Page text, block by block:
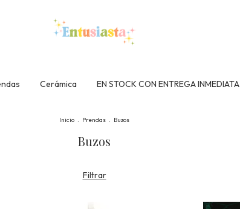
Cerámica EN STOCK CON ENTREGA INMEDIATA
Inicio . Prendas . Buzos
Buzos
Filtrar